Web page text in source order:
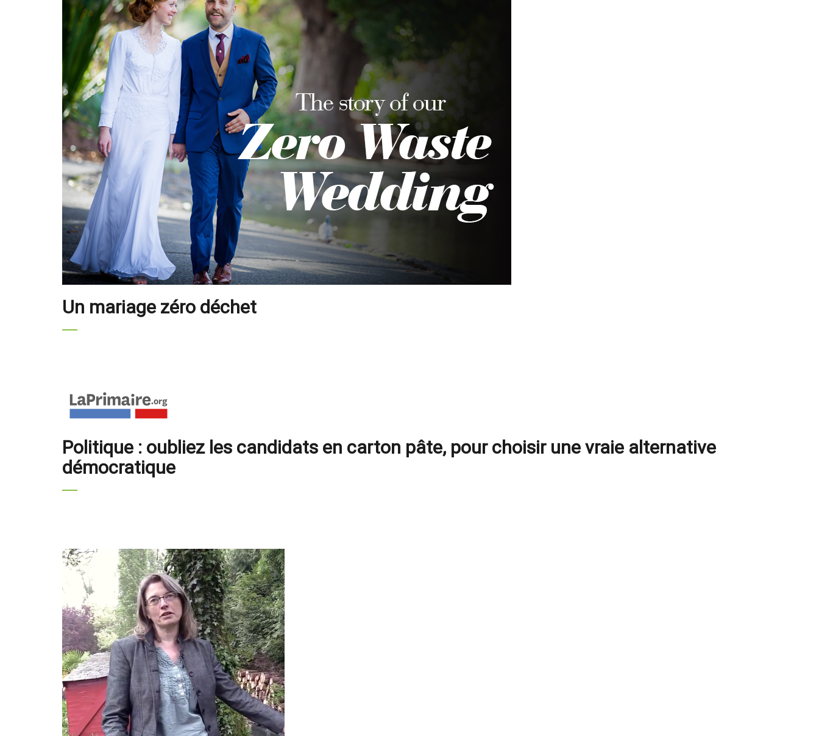
Un mariage zéro déchet
Politique : oubliez les candidats en carton pâte, pour choisir une vraie alternative
démocratique